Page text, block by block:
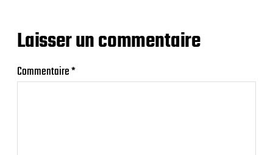
Laisser un commentaire
Commentaire*